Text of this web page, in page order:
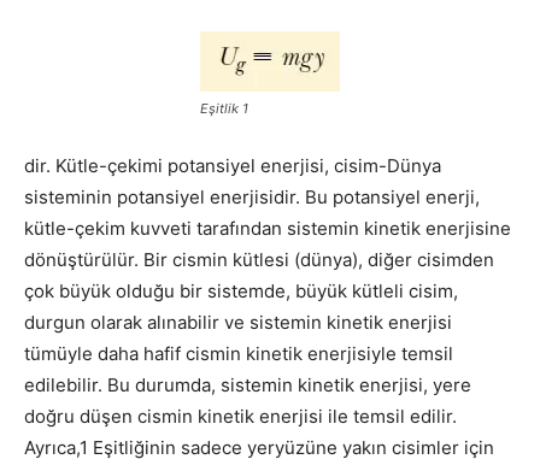
Eşitlik 1
dir. Kütle-çekimi potansiyel enerjisi, cisim-Dünya
sisteminin potansiyel enerjisidir. Bu potansiyel enerji,
kütle-çekim kuvveti tarafından sistemin kinetik enerjisine
dönüştürülür. Bir cismin kütlesi (dünya), diğer cisimden
çok büyük olduğu bir sistemde, büyük kütleli cisim,
durgun olarak alınabilir ve sistemin kinetik enerjisi
tümüyle daha hafif cismin kinetik enerjisiyle temsil
edilebilir. Bu durumda, sistemin kinetik enerjisi, yere
doğru düşen cismin kinetik enerjisi ile temsil edilir.
Ayrıca,1 Eşitliğinin sadece yeryüzüne yakın cisimler için